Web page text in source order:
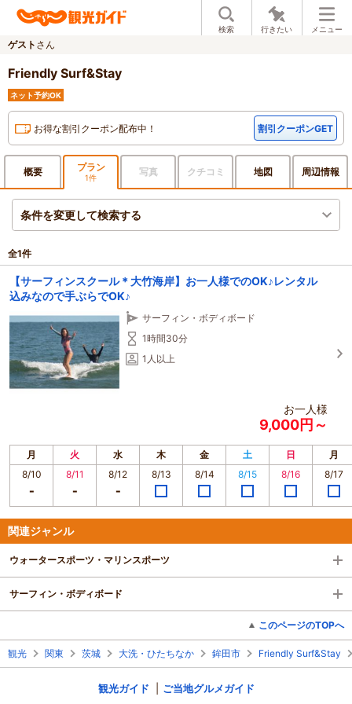
検索 行きたい メニュー
ゲスト さん
Friendly Surf&Stay
ネット予約OK
お得な割引クーポン配布中！ 割引クーポンGET
概要 プラン
1件 写真 クチコミ 地図 周辺情報
条件を変更して検索する
全1件
【サーフィンスクール＊大竹海岸】お一人様でのOK♪レンタル
込みなので手ぶらでOK♪
サーフィン・ボディボード
1時間30分
1人以上
お一人様
9,000円～
月 火 水 木 金 土 日
月
8/10
8/11 8/12 8/13 8/14 8/15 8/16 8/17
関連ジャンル
ウォータースポーツ・マリンスポーツ
サーフィン・ボディボード
このページのTOPへ
観光 関東 茨城 大洗・ひたちなか 鉾田市 Friendly Surf&Stay
観光ガイド ご当地グルメガイド